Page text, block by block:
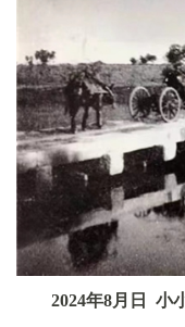
2024年8月日 小